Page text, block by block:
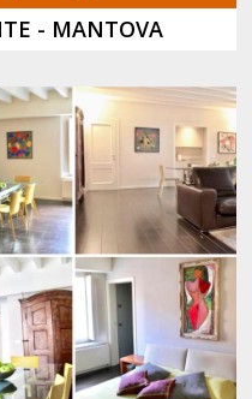
- MANTOVA